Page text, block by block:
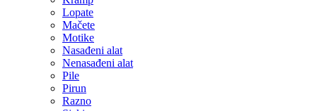
Lopate
Mačete
Motike
Nasađeni alat
Nenasađeni alat
Pile
Pirun
Razno